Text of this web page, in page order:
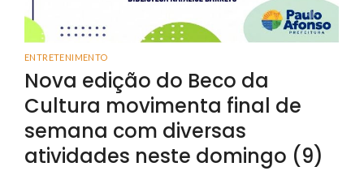
ENTRETENIMENTO
Nova edição do Beco da
Cultura movimenta final de
semana com diversas
atividades neste domingo (9)